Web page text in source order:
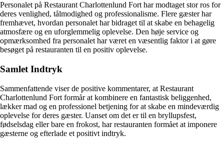
Personalet på Restaurant Charlottenlund Fort har modtaget stor ros for
deres venlighed, tålmodighed og professionalisme. Flere gæster har
fremhævet, hvordan personalet har bidraget til at skabe en behagelig
atmosfære og en uforglemmelig oplevelse. Den høje service og
opmærksomhed fra personalet har været en væsentlig faktor i at gøre
besøget på restauranten til en positiv oplevelse.
Samlet Indtryk
Sammenfattende viser de positive kommentarer, at Restaurant
Charlottenlund Fort formår at kombinere en fantastisk beliggenhed,
lækker mad og en professionel betjening for at skabe en mindeværdig
oplevelse for deres gæster. Uanset om det er til en bryllupsfest,
fødselsdag eller bare en frokost, har restauranten formået at imponere
gæsterne og efterlade et positivt indtryk.